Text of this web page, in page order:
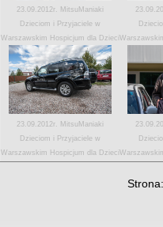
23.09.2012r. MitsuManiaki
Dzieciom i Przyjaciele w
Warszawskim Hospicjum dla Dzieci
23.09.2012r. MitsuManiaki
Dzieciom i Przyjaciele w
Warszawskim Hospicjum dla Dzieci
Strona: